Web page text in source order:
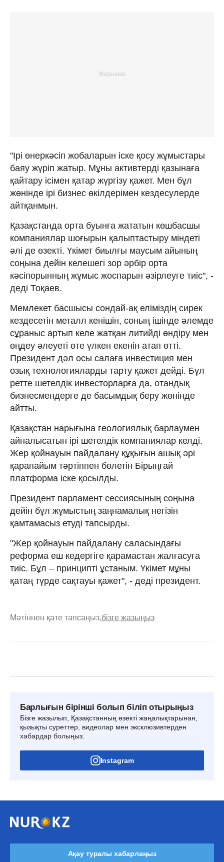
"Ірі өнеркәсіп жобаларын іске қосу жұмыстары
баяу жүріп жатыр. Мұны активтерді қазынаға
қайтару ісімен қатар жүргізу қажет. Мен бұл
жөнінде ірі бизнес өкілдерімен кездесулерде
айтқанмын.
Қазақстанда орта буынға жататын көшбасшы
компаниялар шоғырын қалыптастыру міндеті
әлі де өзекті. Үкімет биылғы маусым айының
соңына дейін келешегі зор әрбір орта
кәсіпорынның жұмыс жоспарын әзірлеуге тиіс", -
деді Тоқаев.
Мемлекет басшысы сондай-ақ еліміздің сирек
кездесетін металл кенішін, соның ішінде әлемде
сұраныс артып келе жатқан литийді өндіру мен
өңдеу әлеуеті өте үлкен екенін атап өтті.
Президент дәл осы салаға инвестиция мен
озық технологияларды тарту қажет дейді. Бұл
ретте шетелдік инвесторларға да, отандық
бизнесмендерге де басымдық беру жөнінде
айтты.
Қазақстан нарығына геологиялық барлаумен
айналысатын ірі шетелдік компаниялар келді.
Жер қойнауын пайдалану құқығын ашық әрі
қарапайым тәртіппен бөлетін Бірыңғай
платформа іске қосылды.
Президент парламент сессиясының соңына
дейін бұл жұмыстың заңнамалық негізін
қамтамасыз етуді тапсырды.
"Жер қойнауын пайдалану саласындағы
реформа еш кедергіге қарамастан жалғасуға
тиіс. Бұл – принципті ұстаным. Үкімет мұны
қатаң түрде сақтауы қажет", - деді президент.
Мәтіннен қате тапсаңыз,бізге жазыңыз
Барлығын бірінші болып біліп отырыңыз
Бізге жазылып, Қазақстанның өзекті жаңалықтарынан,
қызықты суреттер, видеолар мен эксклюзивтерден
хабардар болыңыз.
Instagram
Ақау туралы хабарлаңыз